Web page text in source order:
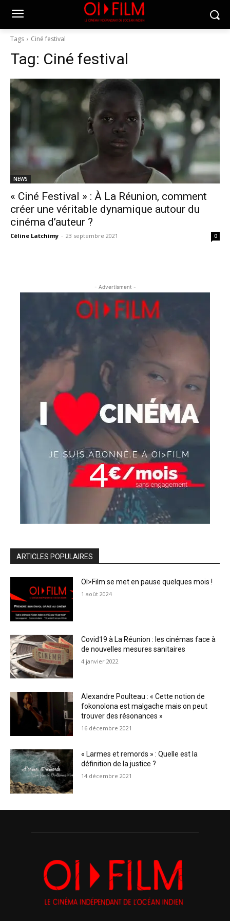
Tags Ciné festival
Tag: Ciné festival
NEWS
« Ciné Festival » : À La Réunion, comment
créer une véritable dynamique autour du
cinéma d’auteur ?
Céline Latchimy - 23 septembre 2021 0
- Advertisment -
ARTICLES POPULAIRES
OI>Film se met en pause quelques mois !
1 août 2024
Covid19 à La Réunion : les cinémas face à
de nouvelles mesures sanitaires
4 janvier 2022
Alexandre Poulteau : « Cette notion de
fokonolona est malgache mais on peut
trouver des résonances »
16 décembre 2021
« Larmes et remords » : Quelle est la
définition de la justice ?
14 décembre 2021